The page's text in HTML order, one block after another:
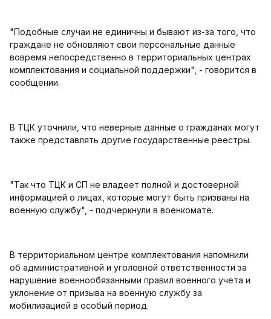
"Подобные случаи не единичны и бывают из-за того, что
граждане не обновляют свои персональные данные
вовремя непосредственно в территориальных центрах
комплектования и социальной поддержки", - говорится в
сообщении.
В ТЦК уточнили, что неверные данные о гражданах могут
также представлять другие государственные реестры.
"Так что ТЦК и СП не владеет полной и достоверной
информацией о лицах, которые могут быть призваны на
военную службу", - подчеркнули в военкомате.
В территориальном центре комплектования напомнили
об административной и уголовной ответственности за
нарушение военнообязанными правил военного учета и
уклонение от призыва на военную службу за
мобилизацией в особый период.